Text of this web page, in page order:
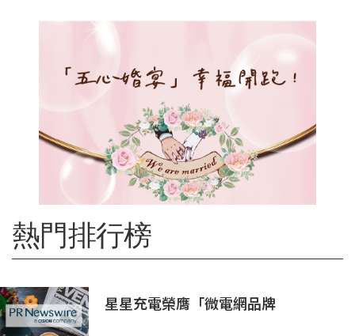
熱門排行榜
星星充電榮膺「微電網品牌